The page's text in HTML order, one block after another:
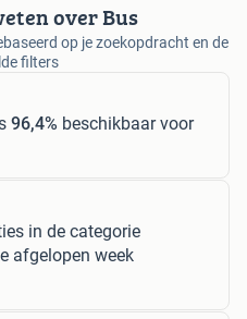
over Bus
op je zoekopdracht en de
filters
96,4% beschikbaar voor
in de categorie
afgelopen week